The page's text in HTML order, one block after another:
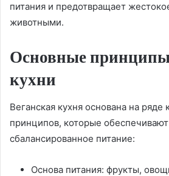
питания и предотвращает
животными.
Основные принципы
кухни
Веганская кухня основана на ряде
принципов, которые
сбалансированное питание:
Основа питания: фрукты,